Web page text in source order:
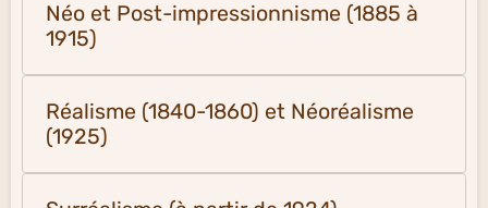
Néo et Post-impressionnisme (1885 à
1915)
Réalisme (1840-1860) et Néoréalisme
(1925)